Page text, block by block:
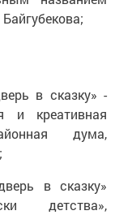
в сказку» -
и креативная
дума,
в сказку»
детства»,